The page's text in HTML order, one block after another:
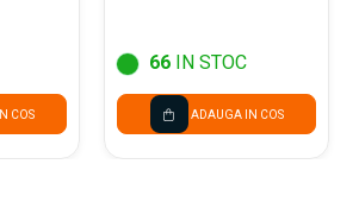
COS
66 IN STOC
ADAUGA IN COS